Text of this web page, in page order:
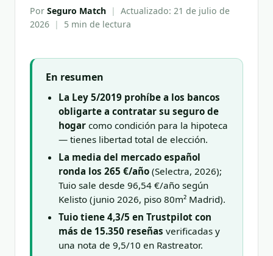
Por Seguro Match | Actualizado: 21 de julio de
2026 | 5 min de lectura
En resumen
La Ley 5/2019 prohíbe a los bancos
obligarte a contratar su seguro de
hogarcomo condición para la hipoteca
— tienes libertad total de elección.
La media del mercado español
ronda los 265 €/año(Selectra, 2026);
Tuio sale desde 96,54 €/año según
Kelisto (junio 2026, piso 80m² Madrid).
Tuio tiene 4,3/5 en Trustpilot con
más de 15.350 reseñas verificadas y
una nota de 9,5/10 en Rastreator.